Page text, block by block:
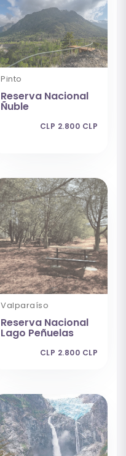
Pinto
Reserva Nacional
Ñuble
CLP 2.800 CLP
Valparaíso
Reserva Nacional
Lago Peñuelas
CLP 2.800 CLP